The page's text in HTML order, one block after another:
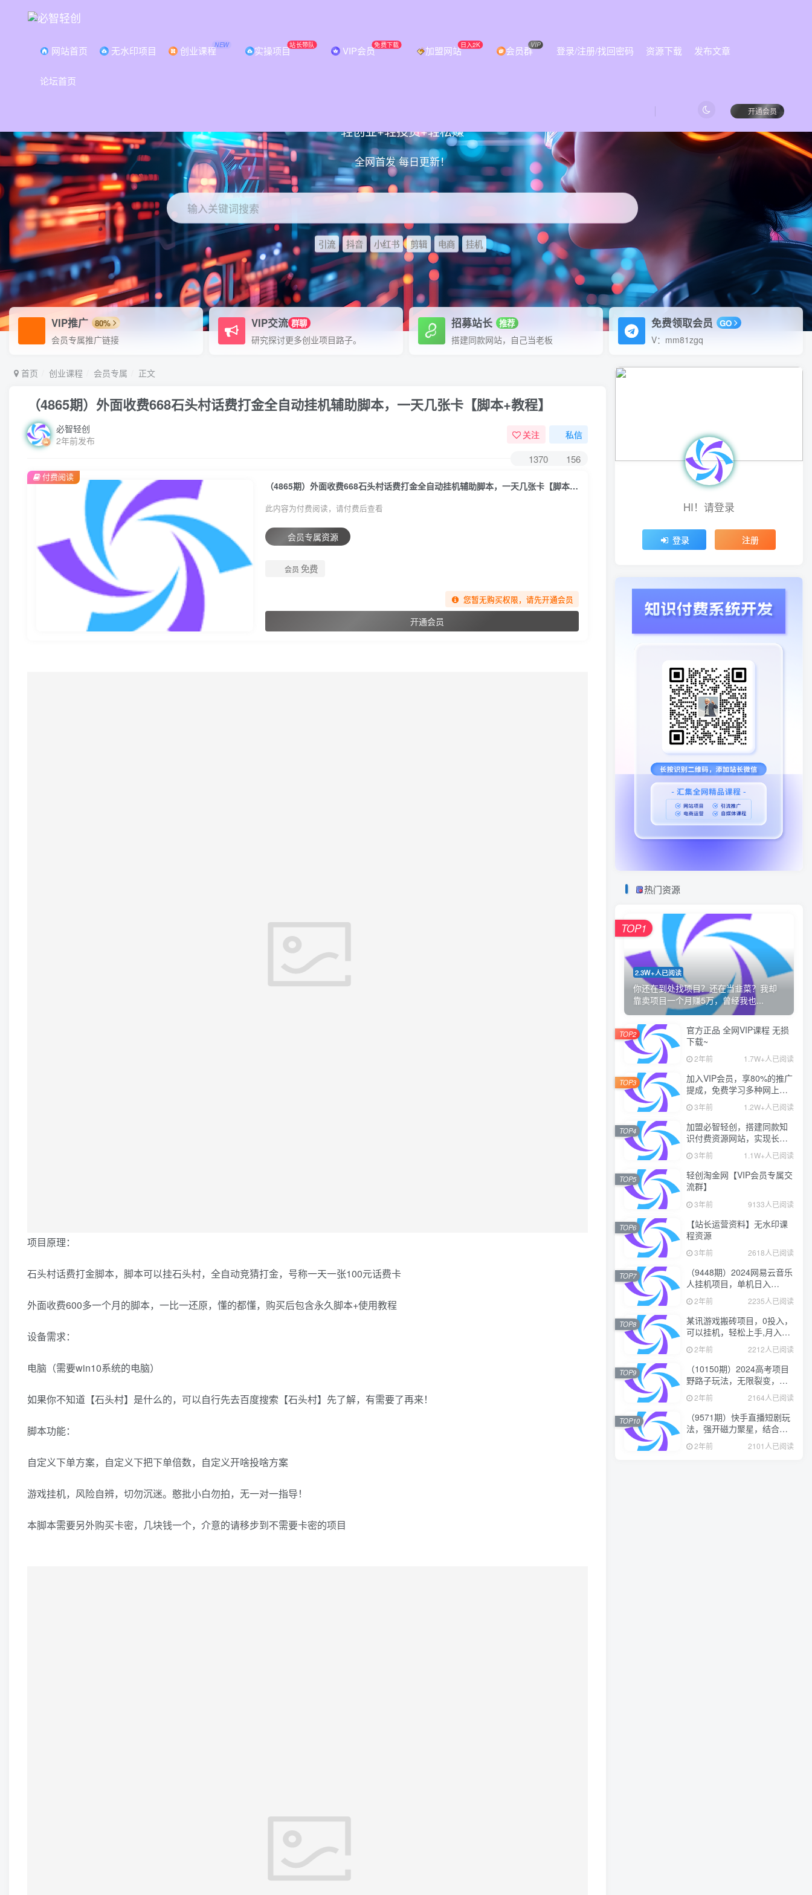
网站首页 无水印项目 创业课程NEW 实操项目站长带队 VIP会员免费下载 加盟网站日入2K 会员群VIP 登录/注册/找回密码 资源下载 发布文章
论坛首页
开通会员
轻创业+轻投资+轻松赚
全网首发 每日更新！
输入关键词搜索
引流 抖音 小红书 剪辑 电商 挂机
VIP推广 80%
会员专属推广链接
VIP交流 群聊
研究探讨更多创业项目路子。
招募站长 推荐
搭建同款网站，自己当老板
免费领取会员 GO
V：mm81zgq
首页 创业课程 会员专属 正文
（4865期）外面收费668石头村话费打金全自动挂机辅助脚本，一天几张卡【脚本+教程】
必智轻创
2年前发布
关注 私信
1370 156
（4865期）外面收费668石头村话费打金全自动挂机辅助脚本，一天几张卡【脚本+教程】
此内容为付费阅读，请付费后查看
会员专属资源
会员 免费
您暂无购买权限，请先开通会员
开通会员
付费阅读
项目原理：
石头村话费打金脚本，脚本可以挂石头村，全自动竞猜打金，号称一天一张100元话费卡
外面收费600多一个月的脚本，一比一还原，懂的都懂，购买后包含永久脚本+使用教程
设备需求：
电脑（需要win10系统的电脑）
如果你不知道【石头村】是什么的，可以自行先去百度搜索【石头村】先了解，有需要了再来！
脚本功能：
自定义下单方案，自定义下把下单倍数，自定义开啥投啥方案
游戏挂机，风险自辨，切勿沉迷。憨批小白勿拍，无一对一指导！
本脚本需要另外购买卡密，几块钱一个，介意的请移步到不需要卡密的项目
HI！请登录
登录 注册
热门资源
2.3W+人已阅读
你还在到处找项目？还在当韭菜？我却
靠卖项目一个月赚5万，曾经我也...
TOP1
官方正品 全网VIP课程 无损
下载~
2年前 1.7W+人已阅读
TOP2
加入VIP会员，享80%的推广
提成，免费学习多种网上创
业课程，菜鸟秒变大神！
3年前 1.2W+人已阅读
TOP3
加盟必智轻创，搭建同款知
识付费资源网站，实现长期
稳定被动收入~
3年前 1.1W+人已阅读
TOP4
轻创淘金网【VIP会员专属交
流群】
3年前 9133人已阅读
TOP5
【站长运营资料】无水印课
程资源
3年前 2618人已阅读
TOP6
（9448期）2024网易云音乐
人挂机项目，单机日入
150+，无脑月入5000+
2年前 2235人已阅读
TOP7
某讯游戏搬砖项目，0投入，
可以挂机，轻松上手,月入
3000+上不封顶
2年前 2212人已阅读
TOP8
（10150期）2024高考项目
野路子玩法，无限裂变，最
高一天1W＋！
2年前 2164人已阅读
TOP9
（9571期）快手直播短剧玩
法，强开磁力聚星，结合多
种变现方式日入600+
2年前 2101人已阅读
TOP10